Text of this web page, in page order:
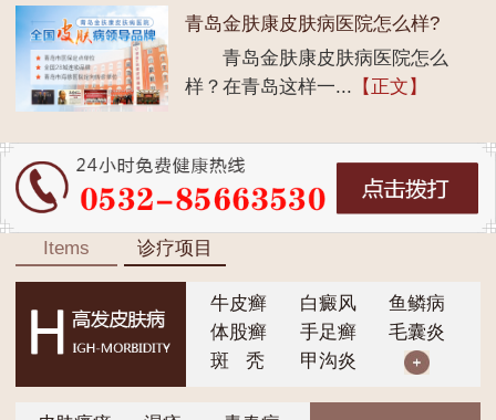
青岛金肤康皮肤病医院怎么样?
青岛金肤康皮肤病医院怎么
样？在青岛这样一... 【正文】
Items 诊疗项目
牛皮癣 白癜风
鱼鳞病
体股癣
手足癣
毛囊炎
斑 秃
甲沟炎